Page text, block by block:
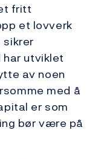
fritt
et lovverk
sikrer
utviklet
av noen
med å
er som
bør være på